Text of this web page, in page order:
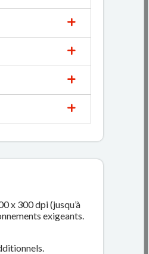
x 300 dpi (jusqu’à
exigeants.